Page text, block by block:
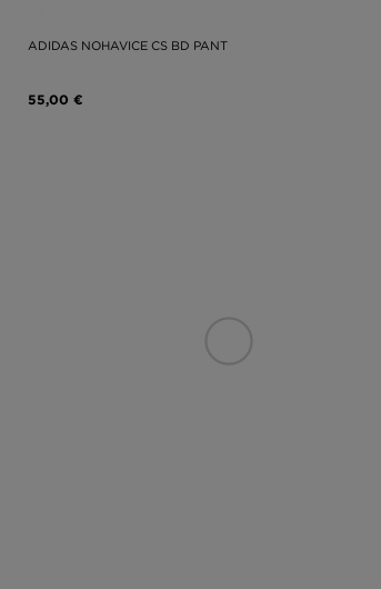
ADIDAS NOHAVICE CS BD PANT
55,00 €